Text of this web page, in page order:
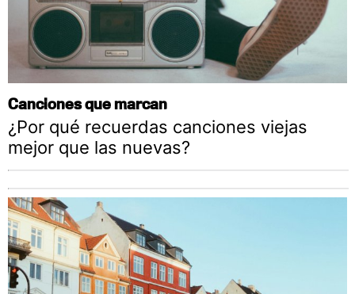
Canciones que marcan
¿Por qué recuerdas canciones viejas
mejor que las nuevas?